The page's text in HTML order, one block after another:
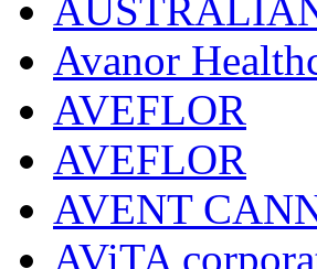
Avanor
AVEFLOR
AVEFLOR
AVENT
AViTA